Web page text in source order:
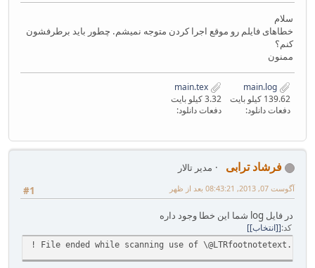
سلام
خطاهای فایلم رو موقع اجرا کردن متوجه نمیشم. چطور باید برطرفشون
کنم؟
ممنون
139.62 کیلو بایت
دفعات دانلود:
3.32 کیلو بایت
دفعات دانلود:
فرشاد ترابی
مدیر تالار
#1
آگوست 07, 2013, 08:43:21 بعد از ظهر
در فایل log‌ شما این خطا وجود داره
کد [انتخاب]
! File ended while scanning use of \@LTRfootnotetext.